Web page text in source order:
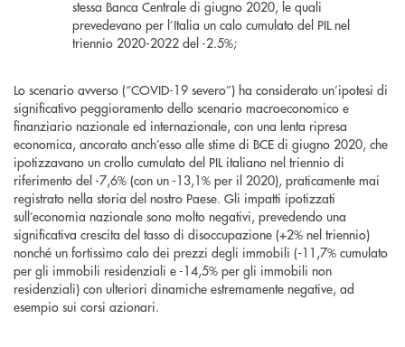
stessa Banca Centrale di giugno 2020, le quali
prevedevano per l’Italia un calo cumulato del PIL nel
triennio 2020-2022 del -2.5%;
Lo scenario avverso (“COVID-19 severo”) ha considerato un’ipotesi di
significativo peggioramento dello scenario macroeconomico e
finanziario nazionale ed internazionale, con una lenta ripresa
economica, ancorato anch’esso alle stime di BCE di giugno 2020, che
ipotizzavano un crollo cumulato del PIL italiano nel triennio di
riferimento del -7,6% (con un -13,1% per il 2020), praticamente mai
registrato nella storia del nostro Paese. Gli impatti ipotizzati
sull’economia nazionale sono molto negativi, prevedendo una
significativa crescita del tasso di disoccupazione (+2% nel triennio)
nonché un fortissimo calo dei prezzi degli immobili (-11,7% cumulato
per gli immobili residenziali e -14,5% per gli immobili non
residenziali) con ulteriori dinamiche estremamente negative, ad
esempio sui corsi azionari.